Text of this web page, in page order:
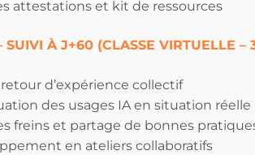
attestations et kit de ressources
SUIVI À J+60 (CLASSE VIRTUELLE –
d’expérience collectif
des usages IA en situation réelle
freins et partage de bonnes
en ateliers collaboratifs